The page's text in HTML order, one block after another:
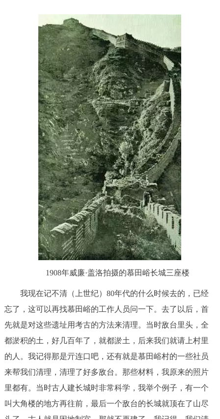
1908年威廉·盖洛拍摄的慕田峪长城三座楼
我现在记不清（上世纪）80年代的什么时候去的，已经
忘了，这可以再找慕田峪的工作人员问一下。去了以后，首
先就是对这些遗址用考古的方法来清理。当时敌台里头，全
都淤积的土，好几百年了，就都淤土，后来我们就请上村里
的人。我记得那是亓连口吧，还有就是慕田峪村的一些社员
来帮我们清理，清理了好多敌台。那些材料，我原来的照片
里都有。当时古人建长城时非常科学，我举个例子，有一个
叫大角楼的地方再往前，最后一个敌台的长城就顶在了山尽